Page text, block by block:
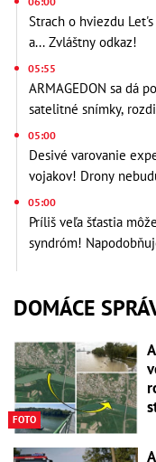
Strach o hviezdu
a... Zvláštny odkaz!
05:55
ARMAGEDON sa dá
satelitné snímky,
05:00
Desivé varovanie
vojakov! Drony
05:00
Príliš veľa šťastia
syndróm!
DOMÁCE
FOTO